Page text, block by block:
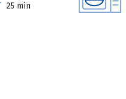
25 min